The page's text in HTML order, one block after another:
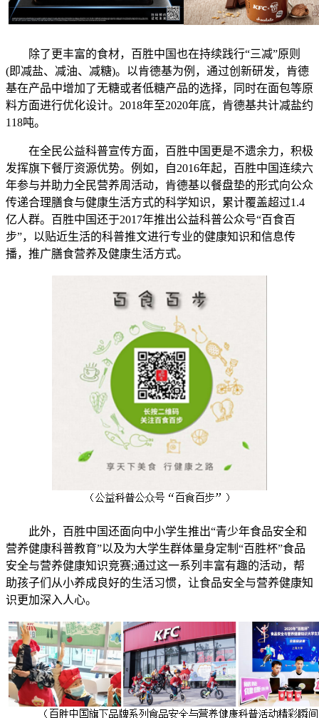
除了更丰富的食材，百胜中国也在持续践行“三减”原则
(即减盐、减油、减糖)。以肯德基为例，通过创新研发，肯德
基在产品中增加了无糖或者低糖产品的选择，同时在面包等原
料方面进行优化设计。2018年至2020年底，肯德基共计减盐约
118吨。
在全民公益科普宣传方面，百胜中国更是不遗余力，积极
发挥旗下餐厅资源优势。例如，自2016年起，百胜中国连续六
年参与并助力全民营养周活动，肯德基以餐盘垫的形式向公众
传递合理膳食与健康生活方式的科学知识，累计覆盖超过1.4
亿人群。百胜中国还于2017年推出公益科普公众号“百食百
步”，以贴近生活的科普推文进行专业的健康知识和信息传
播，推广膳食营养及健康生活方式。
此外，百胜中国还面向中小学生推出“青少年食品安全和
营养健康科普教育”以及为大学生群体量身定制“百胜杯”食品
安全与营养健康知识竞赛;通过这一系列丰富有趣的活动，帮
助孩子们从小养成良好的生活习惯，让食品安全与营养健康知
识更加深入人心。